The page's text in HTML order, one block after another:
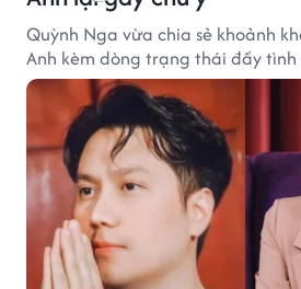
Quỳnh Nga vừa chia sẻ khoảnh
Anh kèm dòng trạng thái đầy tình